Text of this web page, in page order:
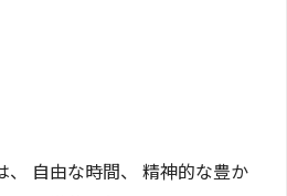
、 自由な時間、 精神的な豊か